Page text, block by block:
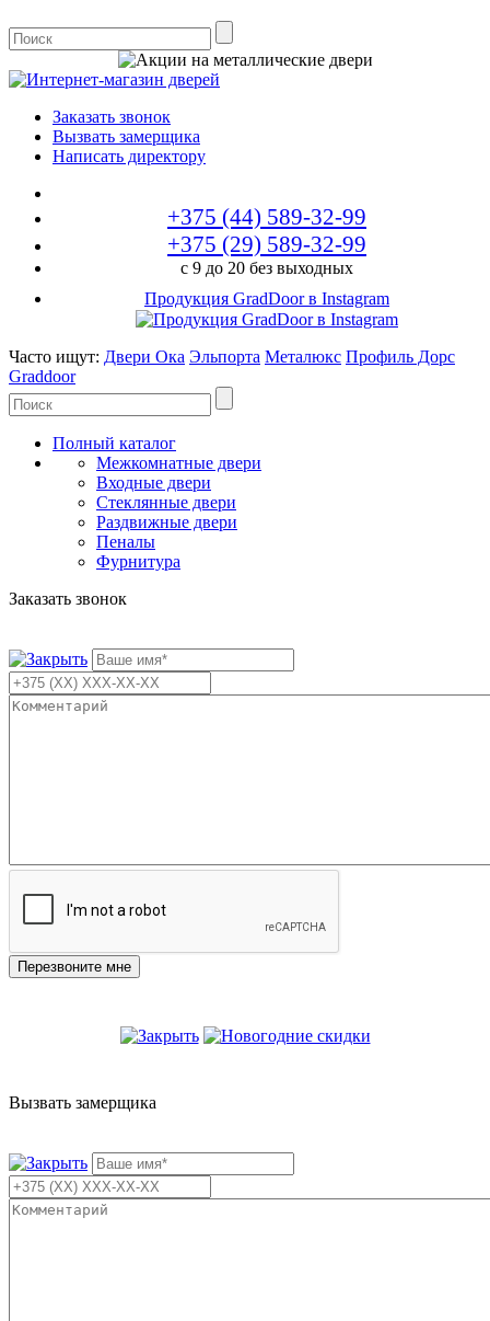
Заказать звонок
Вызвать замерщика
Написать директору
+375 (44) 589-32-99
+375 (29) 589-32-99
с 9 до 20 без выходных
Продукция GradDoor в Instagram
Часто ищут: Двери Ока Эльпорта Металюкс Профиль Дорс
Graddoor
Полный каталог
Межкомнатные двери
Входные двери
Стеклянные двери
Раздвижные двери
Пеналы
Фурнитура
Заказать звонок
Вызвать замерщика